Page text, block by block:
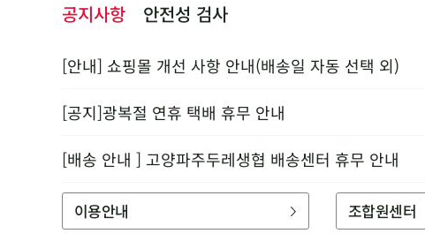
공지사항 안전성 검사
[안내] 쇼핑몰 개선 사항 안내(배송일 자동 선택 외)
[공지]광복절 연휴 택배 휴무 안내
[배송 안내 ] 고양파주두레생협 배송센터 휴무 안내
이용안내 조합원센터